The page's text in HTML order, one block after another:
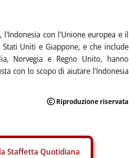
con l'Unione europea e il
Uniti e Giappone, e che include
Norvegia e Regno Unito, hanno
con lo scopo di aiutare l'Indonesia
Staffetta Quotidiana